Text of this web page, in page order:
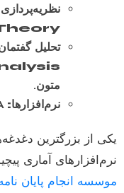
متون.
نرم‌افزارها:
یکی از بزرگترین
نرم‌افزارهای آماری
موسسه انجام پایان